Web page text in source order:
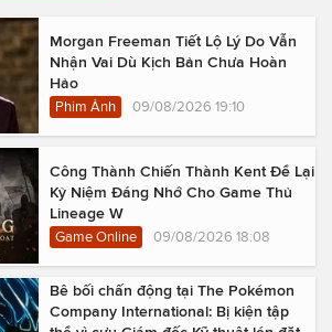
Morgan Freeman Tiết Lộ Lý Do Vẫn
Nhận Vai Dù Kịch Bản Chưa Hoàn
Hảo
Phim Ảnh 09/08/2026 19:10
Công Thành Chiến Thành Kent Để Lại
Kỷ Niệm Đáng Nhớ Cho Game Thủ
Lineage W
Game Online 09/08/2026 18:08
Bê bối chấn động tại The Pokémon
Company International: Bị kiện tập